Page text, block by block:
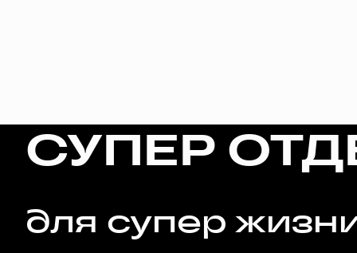
СУПЕР
для супер